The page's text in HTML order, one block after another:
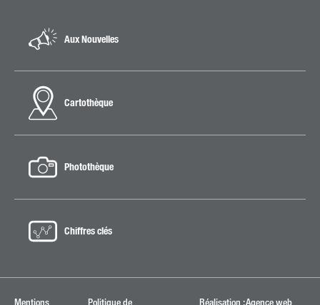
Aux Nouvelles
Cartothèque
Photothèque
Chiffres clés
Mentions Politique de Réalisation : Agence web